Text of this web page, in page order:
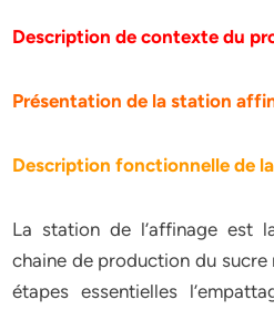
Description de contexte du
Présentation de la station
Description fonctionnelle de
La station de l’affinage est
chaine de production du
étapes essentielles